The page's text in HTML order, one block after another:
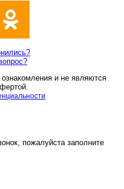
и не являются
пожалуйста заполните